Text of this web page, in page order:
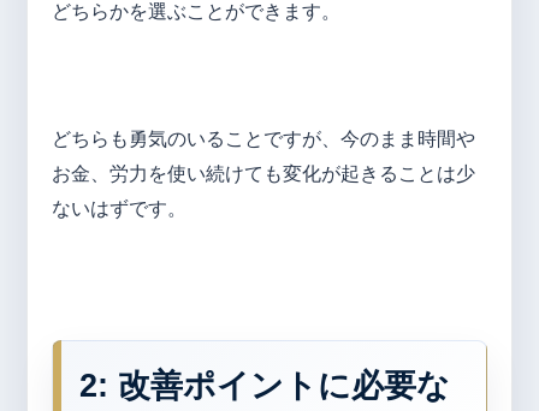
どちらかを選ぶことができます。
どちらも勇気のいることですが、今のまま時間や
お金、労力を使い続けても変化が起きることは少
ないはずです。
2: 改善ポイントに必要な